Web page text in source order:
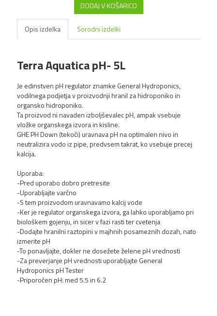
NOVO!
Terra Aquatica Bloom
Booster 5L
74,46 €
DODAJ V KOŠARICO
Opis izdelka Sorodni izdelki
Terra Aquatica pH- 5L
Je edinstven pH regulator znamke General Hydroponics,
vodilnega podjetja v proizvodnji hranil za hidroponiko in
organsko hidroponiko.
Ta proizvod ni navaden izboljševalec pH, ampak vsebuje
vložke organskega izvora in kisline.
GHE PH Down (tekoči) uravnava pH na optimalen nivo in
neutralizira vodo iz pipe, predvsem takrat, ko vsebuje precej
kalcija.
Uporaba:
-Pred uporabo dobro pretresite
-Uporabljajte varčno
-S tem proizvodom uravnavamo kalcij vode
-Ker je regulator organskega izvora, ga lahko uporabljamo pri
biološkem gojenju, in sicer v fazi rasti ter cvetenja
-Dodajte hranilni raztopini v majhnih posameznih dozah, nato
izmerite pH
-To ponavljajte, dokler ne dosežete želene pH vrednosti
-Za preverjanje pH vrednosti uporabljajte General
Hydroponics pH Tester
-Priporočen pH: med 5.5 in 6.2